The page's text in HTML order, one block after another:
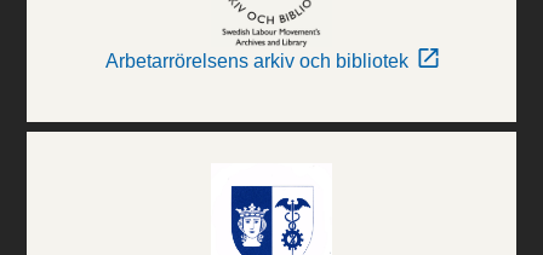
Arbetarrörelsens arkiv och bibliotek